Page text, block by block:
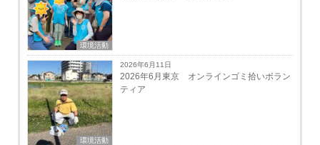
環境活動
環境活動
2026年6月11日
2026年6月東京 オンラインゴミ拾いボラン
ティア